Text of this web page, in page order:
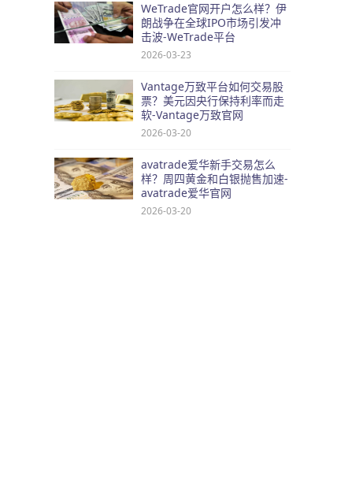
WeTrade官网开户怎么样？伊
朗战争在全球IPO市场引发冲
击波-WeTrade平台
2026-03-23
Vantage万致平台如何交易股
票？美元因央行保持利率而走
软-Vantage万致官网
2026-03-20
avatrade爱华新手交易怎么
样？周四黄金和白银抛售加速-
avatrade爱华官网
2026-03-20